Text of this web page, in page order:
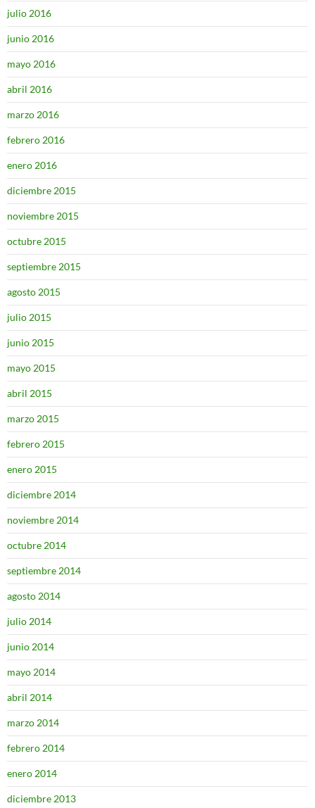
julio 2016
junio 2016
mayo 2016
abril 2016
marzo 2016
febrero 2016
enero 2016
diciembre 2015
noviembre 2015
octubre 2015
septiembre 2015
agosto 2015
julio 2015
junio 2015
mayo 2015
abril 2015
marzo 2015
febrero 2015
enero 2015
diciembre 2014
noviembre 2014
octubre 2014
septiembre 2014
agosto 2014
julio 2014
junio 2014
mayo 2014
abril 2014
marzo 2014
febrero 2014
enero 2014
diciembre 2013